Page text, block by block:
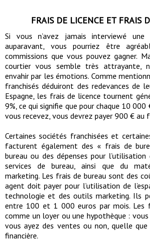
FRAIS DE LICENCE ET FRAIS
Si vous n’avez jamais interviewé une
auparavant, vous pourriez être
commissions que vous pouvez gagner.
courtier vous semble très attrayante,
envahir par les émotions. Comme
franchisés déduiront des redevances de
Espagne, les frais de licence tournent
9%, ce qui signifie que pour chaque 10 000
vous recevez, vous devrez payer 900 € au
Certaines sociétés franchisées et
facturent également des « frais de
bureau ou des dépenses pour l’utilisation
services de bureau, ainsi que du
marketing. Les frais de bureau sont des
agent doit payer pour l’utilisation de
technologie et des outils marketing. Ils
entre 100 et 1 000 euros par mois. Les
comme un loyer ou une hypothèque : vous
vous ayez des ventes ou non, quelle
financière.